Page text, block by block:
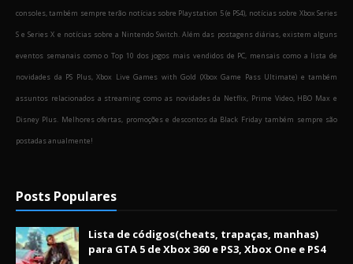
consoles, também sempre terão notícias sobre Playstation 5 (e PS4), notícias sobre Xbox Series
S e Series X e notícias sobre a Nintendo Switch. Além das postagens diárias, existem alguns
eventos semanais como o Top 10 dos jogos mais vendidos de PC, mensais como a lista de
novidades da PS Plus, Xbox Live Games with Gold (Xbox Game Pass Ultimate) e também
assuntos relacionados a streaming como as novidades da Netflix, Prime Video, HBO Max e
Disney Plus. Melhores ofertas, promoções e descontos da Black Friday também sempre são
postadas anualmente!
Posts Populares
Lista de códigos(cheats, trapaças, manhas)
para GTA 5 de Xbox 360 e PS3, Xbox One e PS4